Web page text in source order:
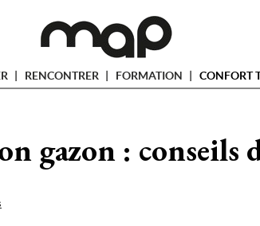
RENCONTRER FORMATION CONFORT
gazon : conseils